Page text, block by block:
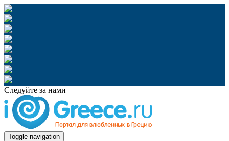
Следуйте за нами
Toggle navigation